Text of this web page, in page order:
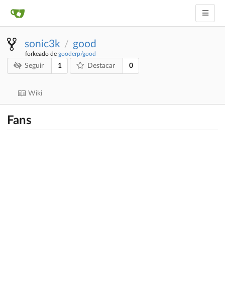
sonic3k / good
forkeado de gooderp/good
Seguir 1 Destacar 0
Wiki
Fans